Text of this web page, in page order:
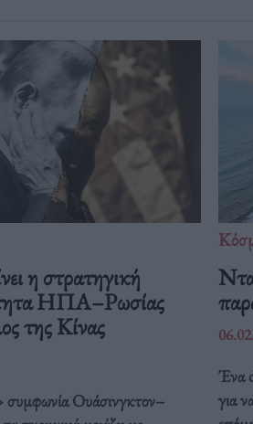
η στρατηγική
ΗΠΑ–Ρωσίας
της Κίνας
Ουάσινγκτον–
Ένα
για